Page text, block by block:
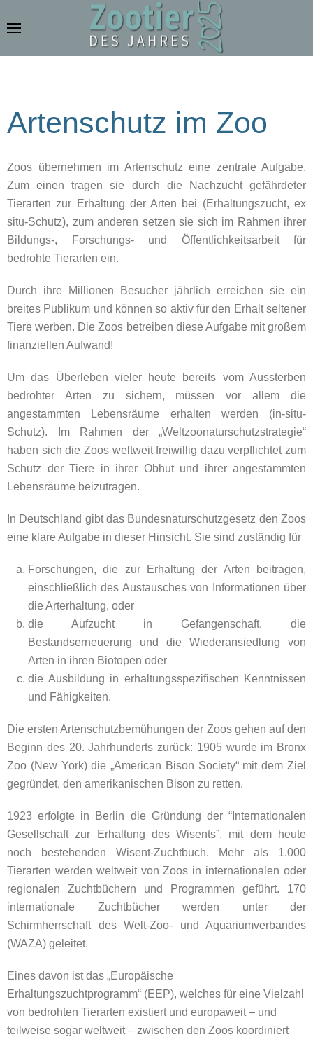
Zum Hauptinhalt springen
Artenschutz im Zoo
Zoos übernehmen im Artenschutz eine zentrale Aufgabe.
Zum einen tragen sie durch die Nachzucht gefährdeter
Tierarten zur Erhaltung der Arten bei (Erhaltungszucht, ex
situ-Schutz), zum anderen setzen sie sich im Rahmen ihrer
Bildungs-, Forschungs- und Öffentlichkeitsarbeit für
bedrohte Tierarten ein.
Durch ihre Millionen Besucher jährlich erreichen sie ein
breites Publikum und können so aktiv für den Erhalt seltener
Tiere werben. Die Zoos betreiben diese Aufgabe mit großem
finanziellen Aufwand!
Um das Überleben vieler heute bereits vom Aussterben
bedrohter Arten zu sichern, müssen vor allem die
angestammten Lebensräume erhalten werden (in-situ-
Schutz). Im Rahmen der „Weltzoonaturschutzstrategie“
haben sich die Zoos weltweit freiwillig dazu verpflichtet zum
Schutz der Tiere in ihrer Obhut und ihrer angestammten
Lebensräume beizutragen.
In Deutschland gibt das Bundesnaturschutzgesetz den Zoos
eine klare Aufgabe in dieser Hinsicht. Sie sind zuständig für
Forschungen, die zur Erhaltung der Arten beitragen,
einschließlich des Austausches von Informationen über
die Arterhaltung, oder
die Aufzucht in Gefangenschaft, die
Bestandserneuerung und die Wiederansiedlung von
Arten in ihren Biotopen oder
die Ausbildung in erhaltungsspezifischen Kenntnissen
und Fähigkeiten.
Die ersten Artenschutzbemühungen der Zoos gehen auf den
Beginn des 20. Jahrhunderts zurück: 1905 wurde im Bronx
Zoo (New York) die „American Bison Society“ mit dem Ziel
gegründet, den amerikanischen Bison zu retten.
1923 erfolgte in Berlin die Gründung der “Internationalen
Gesellschaft zur Erhaltung des Wisents”, mit dem heute
noch bestehenden Wisent-Zuchtbuch. Mehr als 1.000
Tierarten werden weltweit von Zoos in internationalen oder
regionalen Zuchtbüchern und Programmen geführt. 170
internationale Zuchtbücher werden unter der
Schirmherrschaft des Welt-Zoo- und Aquariumverbandes
(WAZA) geleitet.
Eines davon ist das „Europäische
Erhaltungszuchtprogramm“ (EEP), welches für eine Vielzahl
von bedrohten Tierarten existiert und europaweit – und
teilweise sogar weltweit – zwischen den Zoos koordiniert